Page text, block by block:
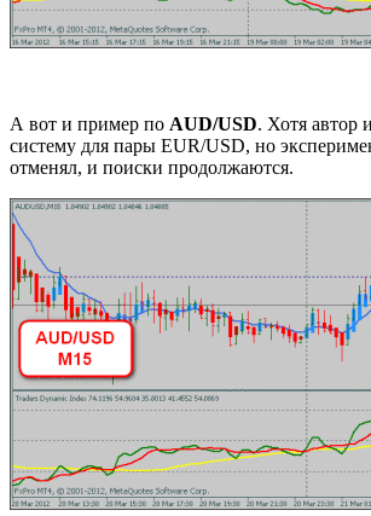
А вот и пример по AUD/USD. Хотя автор
систему для пары EUR/USD, но
отменял, и поиски продолжаются.